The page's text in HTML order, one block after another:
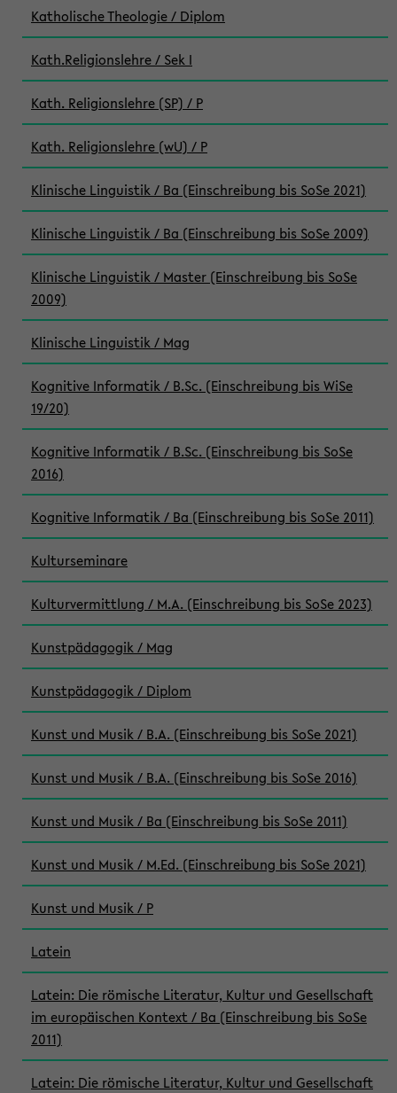
Katholische Theologie / Diplom
Kath.Religionslehre / Sek I
Kath. Religionslehre (SP) / P
Kath. Religionslehre (wU) / P
Klinische Linguistik / Ba (Einschreibung bis SoSe 2021)
Klinische Linguistik / Ba (Einschreibung bis SoSe 2009)
Klinische Linguistik / Master (Einschreibung bis SoSe
2009)
Klinische Linguistik / Mag
Kognitive Informatik / B.Sc. (Einschreibung bis WiSe
19/20)
Kognitive Informatik / B.Sc. (Einschreibung bis SoSe
2016)
Kognitive Informatik / Ba (Einschreibung bis SoSe 2011)
Kulturseminare
Kulturvermittlung / M.A. (Einschreibung bis SoSe 2023)
Kunstpädagogik / Mag
Kunstpädagogik / Diplom
Kunst und Musik / B.A. (Einschreibung bis SoSe 2021)
Kunst und Musik / B.A. (Einschreibung bis SoSe 2016)
Kunst und Musik / Ba (Einschreibung bis SoSe 2011)
Kunst und Musik / M.Ed. (Einschreibung bis SoSe 2021)
Kunst und Musik / P
Latein
Latein: Die römische Literatur, Kultur und Gesellschaft
im europäischen Kontext / Ba (Einschreibung bis SoSe
2011)
Latein: Die römische Literatur, Kultur und Gesellschaft